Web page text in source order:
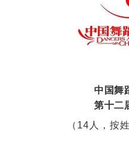
中国舞
第十二
（14人，按